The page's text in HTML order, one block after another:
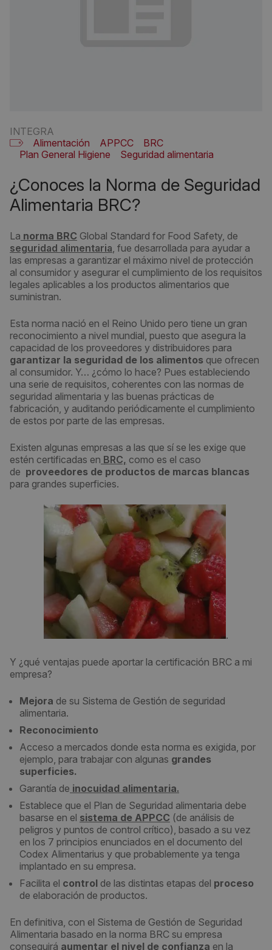
INTEGRA
Alimentación
APPCC
BRC
Plan General Higiene
Seguridad alimentaria
¿Conoces la Norma de Seguridad
Alimentaria BRC?
La norma BRC Global Standard for Food Safety, de
seguridad alimentaria, fue desarrollada para ayudar a
las empresas a garantizar el máximo nivel de protección
al consumidor y asegurar el cumplimiento de los requisitos
legales aplicables a los productos alimentarios que
suministran.
Esta norma nació en el Reino Unido pero tiene un gran
reconocimiento a nivel mundial, puesto que asegura la
capacidad de los proveedores y distribuidores para
garantizar la seguridad de los alimentos que ofrecen
al consumidor. Y… ¿cómo lo hace? Pues estableciendo
una serie de requisitos, coherentes con las normas de
seguridad alimentaria y las buenas prácticas de
fabricación, y auditando periódicamente el cumplimiento
de estos por parte de las empresas.
Existen algunas empresas a las que sí se les exige que
estén certificadas en BRC, como es el caso
de proveedores de productos de marcas blancas
para grandes superficies.
.
Y ¿qué ventajas puede aportar la certificación BRC a mi
empresa?
Mejora de su Sistema de Gestión de seguridad
alimentaria.
Reconocimiento
Acceso a mercados donde esta norma es exigida, por
ejemplo, para trabajar con algunas grandes
superficies.
Garantía de inocuidad alimentaria.
Establece que el Plan de Seguridad alimentaria debe
basarse en el sistema de APPCC (de análisis de
peligros y puntos de control crítico), basado a su vez
en los 7 principios enunciados en el documento del
Codex Alimentarius y que probablemente ya tenga
implantado en su empresa.
Facilita el control de las distintas etapas del proceso
de elaboración de productos.
En definitiva, con el Sistema de Gestión de Seguridad
Alimentaria basado en la norma BRC su empresa
conseguirá aumentar el nivel de confianza en la